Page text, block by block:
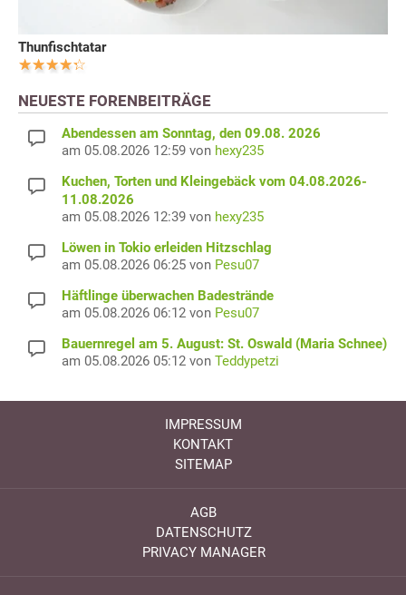
Thunfischtatar
NEUESTE FORENBEITRÄGE
Abendessen am Sonntag, den 09.08. 2026
am 05.08.2026 12:59 von hexy235
Kuchen, Torten und Kleingebäck vom 04.08.2026-
11.08.2026
am 05.08.2026 12:39 von hexy235
Löwen in Tokio erleiden Hitzschlag
am 05.08.2026 06:25 von Pesu07
Häftlinge überwachen Badestrände
am 05.08.2026 06:12 von Pesu07
Bauernregel am 5. August: St. Oswald (Maria Schnee)
am 05.08.2026 05:12 von Teddypetzi
IMPRESSUM
KONTAKT
SITEMAP
AGB
DATENSCHUTZ
PRIVACY MANAGER